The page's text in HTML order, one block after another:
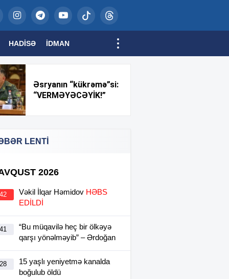
HADISƏ İDMAN
Əsryanın “kükrəmə”si:
“VERMƏYƏCƏYİK!”
LENTİ
2026
Vəkil İlqar Həmidov HƏBS
EDİLDİ
“Bu müqavilə heç bir ölkəyə
qarşı yönəlməyib” – Ərdoğan
15 yaşlı yeniyetmə kanalda
boğulub öldü